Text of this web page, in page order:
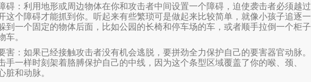
碍：利用地形或周边物体在你和攻击者中间设置一个障碍，迫使袭击者必须越过
这个障碍才能抓到你。听起来有些繁琐可是做起来比较简单，就像小孩子追逐一
到一个固定的物体后面，比如公园的长椅和停车场的车，或者顺手拉倒一个柜子
车。
害：如果已经接触攻击者没有机会逃脱，要拼劲全力保护自己的要害器官动脉。
手一样时刻架着胳膊保护自己的中线，因为这个条型区域覆盖了你的喉、颈、
脏和动脉。